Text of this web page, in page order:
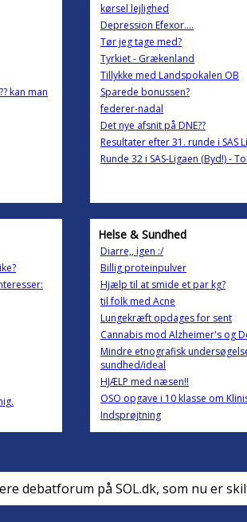
kan man
kørsel lejlighed
Depression Efexor....
Tør jeg tage med?
Tyrkiet - Grækenland
Tillykke med Landspokalen OB
Sparede bonussen?
federer-nadal
Det nye afsnit på DNE??
Resultater efter 31. runde i SAS
Runde 32 i SAS-Ligaen (Byd!) -
Helse & Sundhed
Diarre,, igen :/
Billig proteinpulver
Hjælp til at smide et par kg?
til folk med Acne
Lungekræft opdages for sent
Cannabis mod Alzheimer's og
Mindre etnografisk
sundhed/ideal
HJÆLP med næsen!!
OSO opgave i 10 klasse om
Indsprøjtning
debatforum på SOL.dk, som nu er